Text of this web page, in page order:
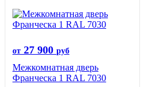
от 27 900 руб
Межкомнатная дверь
Франческа 1 RAL 7030